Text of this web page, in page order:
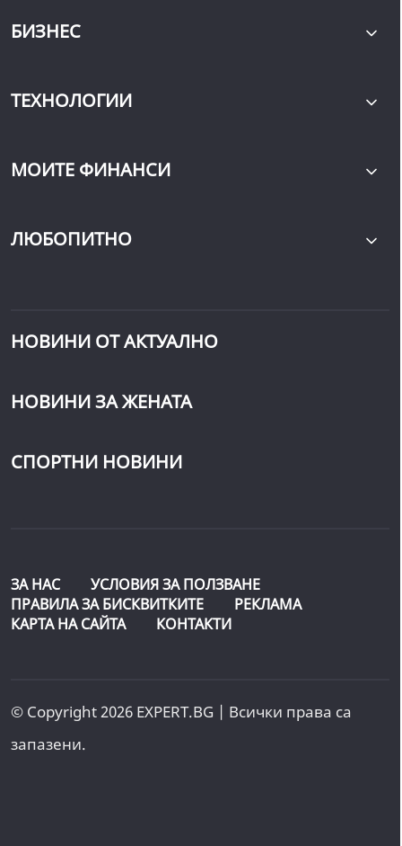
БИЗНЕС
ТЕХНОЛОГИИ
МОИТЕ ФИНАНСИ
ЛЮБОПИТНО
НОВИНИ ОТ АКТУАЛНО
НОВИНИ ЗА ЖЕНАТА
СПОРТНИ НОВИНИ
ЗА НАС
УСЛОВИЯ ЗА ПОЛЗВАНЕ
ПРАВИЛА ЗА БИСКВИТКИТЕ
РЕКЛАМА
КАРТА НА САЙТА
КОНТАКТИ
© Copyright 2026 EXPERT.BG | Всички права са
запазени.